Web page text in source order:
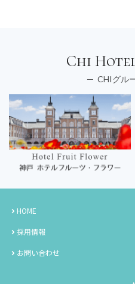
Chi
CHIグル
HOME
採用情報
お問い合わせ